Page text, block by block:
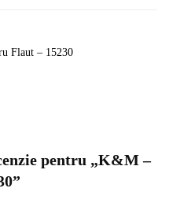
Flaut – 15230
pentru „K&M –